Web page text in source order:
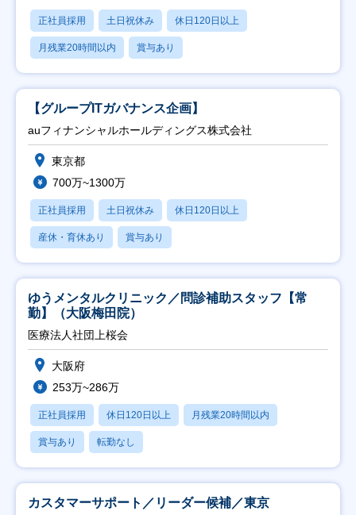
正社員採用 土日祝休み 休日120日以上
月残業20時間以内 賞与あり
【グループITガバナンス企画】
auフィナンシャルホールディングス株式会社
東京都
700万~1300万
正社員採用 土日祝休み 休日120日以上
産休・育休あり 賞与あり
ゆうメンタルクリニック／問診補助スタッフ【常
勤】（大阪梅田院）
医療法人社団上桜会
大阪府
253万~286万
正社員採用 休日120日以上 月残業20時間以内
賞与あり 転勤なし
カスタマーサポート／リーダー候補／東京